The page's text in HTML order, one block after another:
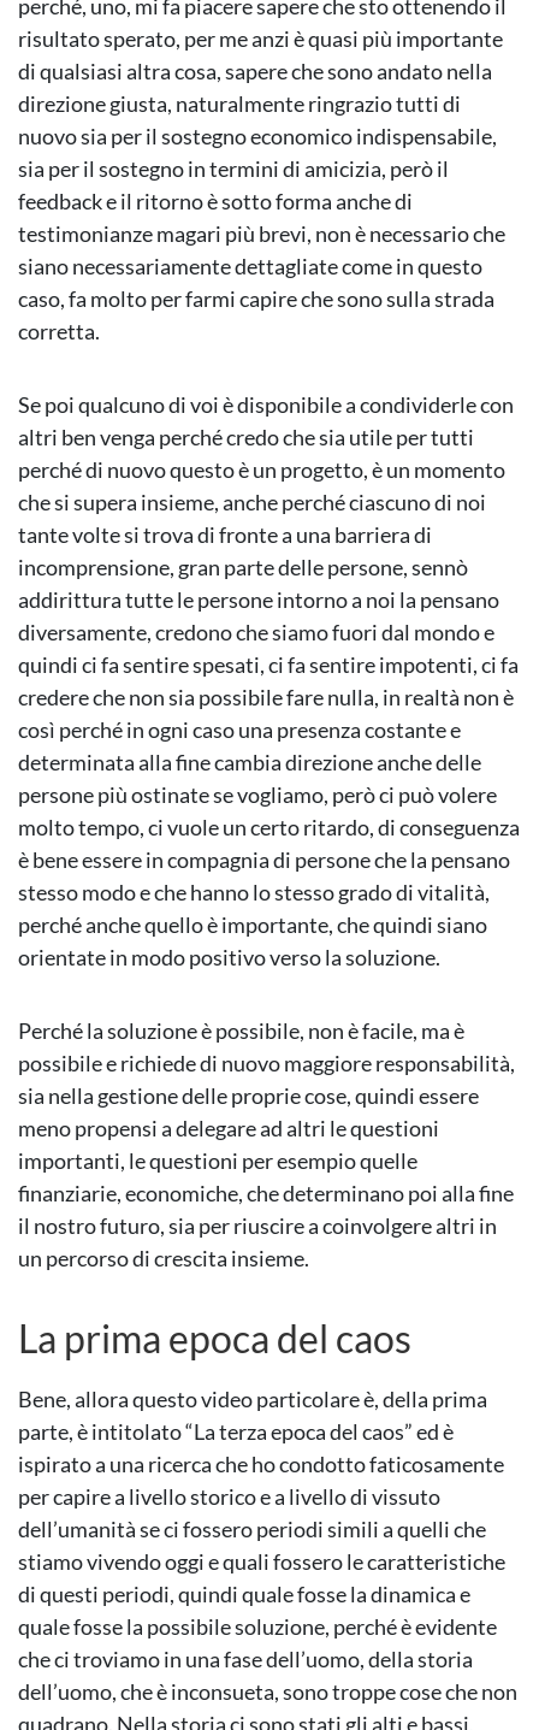
perché, uno, mi fa piacere sapere che sto ottenendo il
risultato sperato, per me anzi è quasi più importante
di qualsiasi altra cosa, sapere che sono andato nella
direzione giusta, naturalmente ringrazio tutti di
nuovo sia per il sostegno economico indispensabile,
sia per il sostegno in termini di amicizia, però il
feedback e il ritorno è sotto forma anche di
testimonianze magari più brevi, non è necessario che
siano necessariamente dettagliate come in questo
caso, fa molto per farmi capire che sono sulla strada
corretta.
Se poi qualcuno di voi è disponibile a condividerle con
altri ben venga perché credo che sia utile per tutti
perché di nuovo questo è un progetto, è un momento
che si supera insieme, anche perché ciascuno di noi
tante volte si trova di fronte a una barriera di
incomprensione, gran parte delle persone, sennò
addirittura tutte le persone intorno a noi la pensano
diversamente, credono che siamo fuori dal mondo e
quindi ci fa sentire spesati, ci fa sentire impotenti, ci fa
credere che non sia possibile fare nulla, in realtà non è
così perché in ogni caso una presenza costante e
determinata alla fine cambia direzione anche delle
persone più ostinate se vogliamo, però ci può volere
molto tempo, ci vuole un certo ritardo, di conseguenza
è bene essere in compagnia di persone che la pensano
stesso modo e che hanno lo stesso grado di vitalità,
perché anche quello è importante, che quindi siano
orientate in modo positivo verso la soluzione.
Perché la soluzione è possibile, non è facile, ma è
possibile e richiede di nuovo maggiore responsabilità,
sia nella gestione delle proprie cose, quindi essere
meno propensi a delegare ad altri le questioni
importanti, le questioni per esempio quelle
finanziarie, economiche, che determinano poi alla fine
il nostro futuro, sia per riuscire a coinvolgere altri in
un percorso di crescita insieme.
La prima epoca del caos
Bene, allora questo video particolare è, della prima
parte, è intitolato “La terza epoca del caos” ed è
ispirato a una ricerca che ho condotto faticosamente
per capire a livello storico e a livello di vissuto
dell’umanità se ci fossero periodi simili a quelli che
stiamo vivendo oggi e quali fossero le caratteristiche
di questi periodi, quindi quale fosse la dinamica e
quale fosse la possibile soluzione, perché è evidente
che ci troviamo in una fase dell’uomo, della storia
dell’uomo, che è inconsueta, sono troppe cose che non
quadrano. Nella storia ci sono stati gli alti e bassi,